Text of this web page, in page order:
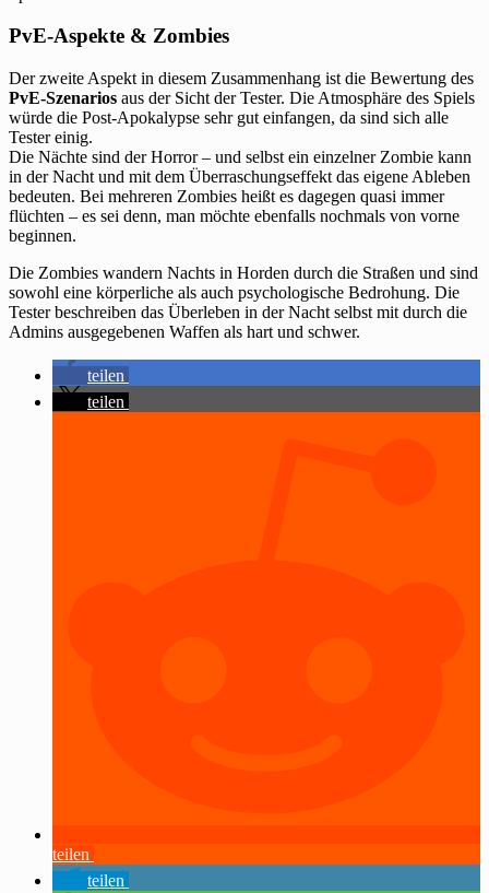
PvE-Aspekte & Zombies
Der zweite Aspekt in diesem Zusammenhang ist die Bewertung des
PvE-Szenarios aus der Sicht der Tester. Die Atmosphäre des Spiels
würde die Post-Apokalypse sehr gut einfangen, da sind sich alle
Tester einig.
Die Nächte sind der Horror – und selbst ein einzelner Zombie kann
in der Nacht und mit dem Überraschungseffekt das eigene Ableben
bedeuten. Bei mehreren Zombies heißt es dagegen quasi immer
flüchten – es sei denn, man möchte ebenfalls nochmals von vorne
beginnen.
Die Zombies wandern Nachts in Horden durch die Straßen und sind
sowohl eine körperliche als auch psychologische Bedrohung. Die
Tester beschreiben das Überleben in der Nacht selbst mit durch die
Admins ausgegebenen Waffen als hart und schwer.
teilen
teilen
teilen
teilen